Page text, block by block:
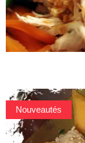
Nouveautés